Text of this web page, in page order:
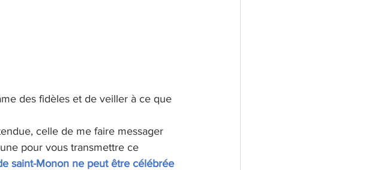
des fidèles et de veiller à ce que
celle de me faire messager
pour vous transmettre ce
saint-Monon ne peut être célébrée